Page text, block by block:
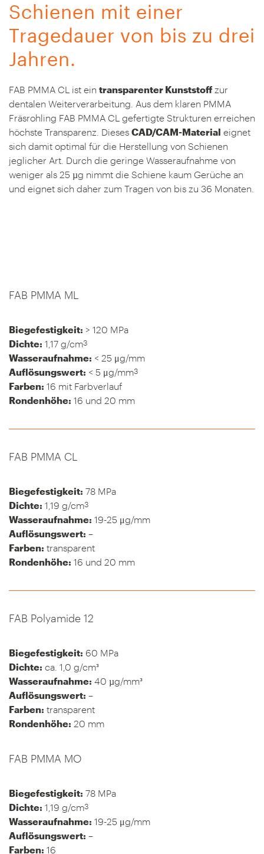
Schienen mit einer
Tragedauer von bis zu drei
Jahren.
FAB PMMA CL ist ein transparenter Kunststoffzur
dentalen Weiterverarbeitung. Aus dem klaren PMMA
Fräsrohling FAB PMMA CL gefertigte Strukturen erreichen
höchste Transparenz. Dieses CAD/CAM-Material eignet
sich damit optimal für die Herstellung von Schienen
jeglicher Art. Durch die geringe Wasseraufnahme von
weniger als 25 µg nimmt die Schiene kaum Gerüche an
und eignet sich daher zum Tragen von bis zu 36 Monaten.
FAB PMMA ML
Biegefestigkeit: > 120 MPa
Dichte: 1,17 g/cm3
Wasseraufnahme: < 25 μg/mm
Auflösungswert: < 5 μg/mm3
Farben: 16 mit Farbverlauf
Rondenhöhe: 16 und 20 mm
FAB PMMA CL
Biegefestigkeit: 78 MPa
Dichte: 1,19 g/cm3
Wasseraufnahme: 19-25 μg/mm
Auflösungswert: –
Farben: transparent
Rondenhöhe: 16 und 20 mm
FAB Polyamide 12
Biegefestigkeit: 60 MPa
Dichte: ca. 1,0 g/cm³
Wasseraufnahme: 40 µg/mm³
Auflösungswert: –
Farben: transparent
Rondenhöhe: 20 mm
FAB PMMA MO
Biegefestigkeit: 78 MPa
Dichte: 1,19 g/cm3
Wasseraufnahme: 19-25 μg/mm
Auflösungswert: –
Farben: 16